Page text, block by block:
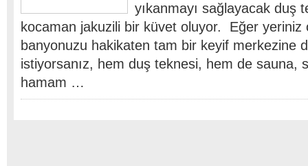
yıkanmayı sağlayacak duş
kocaman jakuzili bir küvet oluyor. Eğer yeriniz
banyonuzu hakikaten tam bir keyif merkezine
istiyorsanız, hem duş teknesi, hem de sauna,
hamam …